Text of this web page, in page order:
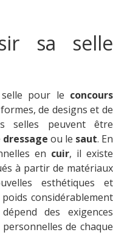
sa selle
pour le concours
de designs et de
selles peuvent être
dressage ou le saut. En
en cuir, il existe
à partir de matériaux
esthétiques et
considérablement
des exigences
de chaque